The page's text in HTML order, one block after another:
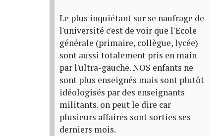
Le plus inquiétant sur se naufrage de
l'université c'est de voir que l'Ecole
générale (primaire, collègue, lycée)
sont aussi totalement pris en main
par l'ultra-gauche. NOS enfants ne
sont plus enseignés mais sont plutôt
idéologisés par des enseignants
militants. on peut le dire car
plusieurs affaires sont sorties ses
derniers mois.